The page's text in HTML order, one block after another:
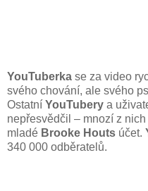
YouTuberka se za video
svého chování, ale svého
Ostatní YouTubery a
nepřesvědčil – mnozí z
mladé Brooke Houts účet.
340 000 odběratelů.